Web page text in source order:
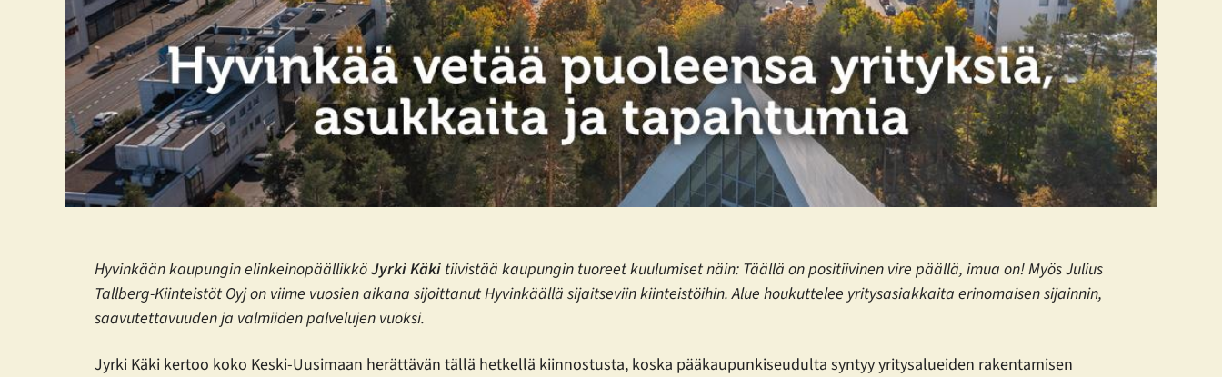
Hyvinkään kaupungin elinkeinopäällikköJyrki Käki tiivistää kaupungin tuoreet kuulumiset näin: Täällä on positiivinen vire päällä, imua on! Myös Julius
Tallberg-Kiinteistöt Oyj on viime vuosien aikana sijoittanut Hyvinkäällä sijaitseviin kiinteistöihin. Alue houkuttelee yritysasiakkaita erinomaisen sijainnin,
saavutettavuuden ja valmiiden palvelujen vuoksi.
Jyrki Käki kertoo koko Keski-Uusimaan herättävän tällä hetkellä kiinnostusta, koska pääkaupunkiseudulta syntyy yritysalueiden rakentamisen